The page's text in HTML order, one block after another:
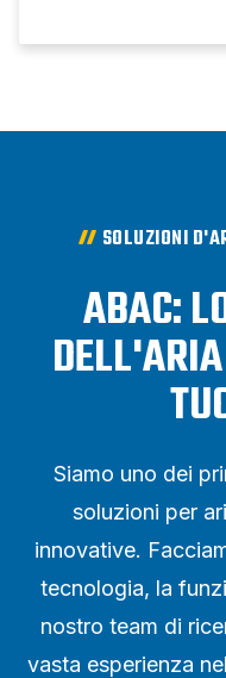
SOLUZIONI
ABAC:
Siamo uno dei
soluzioni per
innovative.
tecnologia, la
nostro team di
vasta esperienza